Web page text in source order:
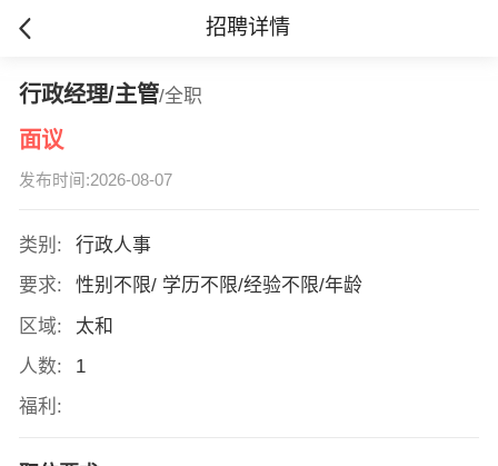
招聘详情
行政经理/主管/全职
面议
发布时间:2026-08-07
类别:
行政人事
要求:
性别不限/ 学历不限/经验不限/年龄
区域:
太和
人数:
1
福利: